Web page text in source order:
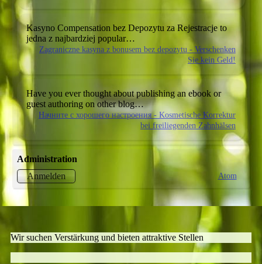
Kasyno Compensation bez Depozytu za Rejestracje to
jedna z najbardziej popular…
Zagraniczne kasyna z bonusem bez depozytu - Verschenken
Sie kein Geld!
Have you ever thought about publishing an ebook or
guest authoring on other blog…
Начните с хорошего настроения - Kosmetische Korrektur
bei freiliegenden Zahnhälsen
Administration
Anmelden
Atom
Wir suchen Verstärkung und bieten attraktive Stellen